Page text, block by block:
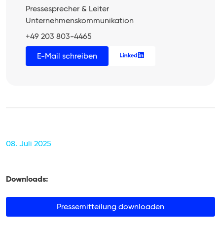
08. Juli 2025
Downloads:
Pressemitteilung downloaden
Pressesprecher & Leiter
Unternehmenskommunikation
+49 203 803-4465
E-Mail schreiben